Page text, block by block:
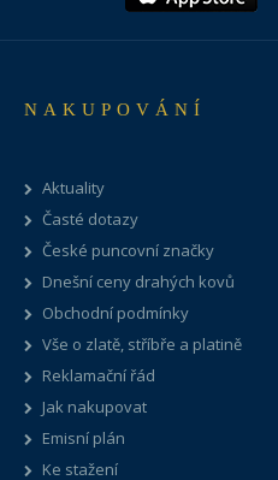
NAKUPOVÁNÍ
Aktuality
Časté dotazy
České puncovní značky
Dnešní ceny drahých kovů
Obchodní podmínky
Vše o zlatě, stříbře a platině
Reklamační řád
Jak nakupovat
Emisní plán
Ke stažení